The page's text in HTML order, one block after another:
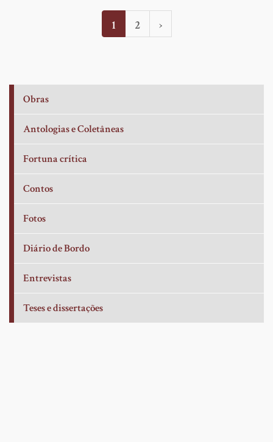
Página
atual
1 Page
2
Próxima
página
›
Obras
Antologias e Coletâneas
Fortuna crítica
Contos
Fotos
Diário de Bordo
Entrevistas
Teses e dissertações